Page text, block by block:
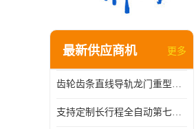
最新供应商机 更多
齿轮齿条直线导轨龙门重型滑台模组桁架码垛机械手上下料步进伺服
支持定制长行程全自动第七轴直线行走机器人轨道重型直线滑台地轨